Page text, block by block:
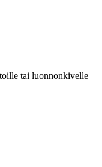
tai luonnonkivelle